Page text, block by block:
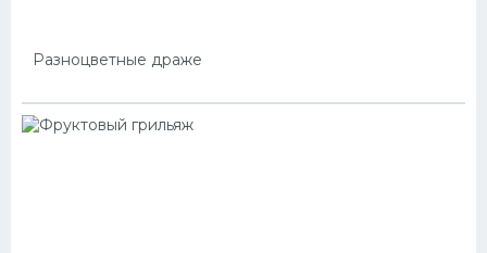
Разноцветные драже